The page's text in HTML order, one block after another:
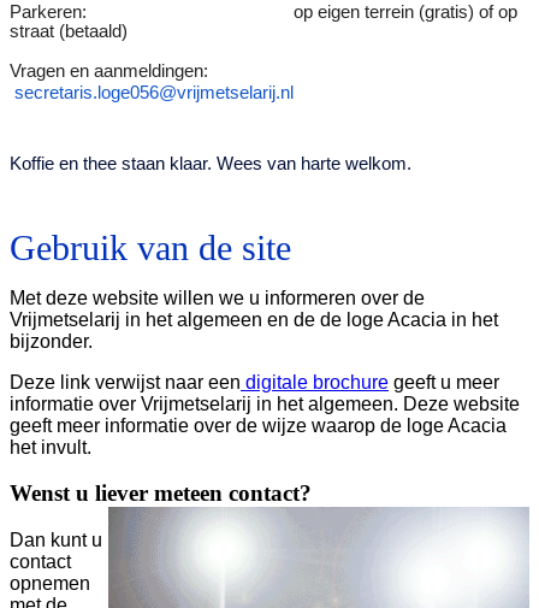
Parkeren:
op eigen terrein (gratis) of op
straat (betaald)
Vragen en aanmeldingen:
secretaris.loge056@vrijmetselarij.nl
Koffie en thee staan klaar. Wees van harte welkom.
Gebruik van de site
Met deze website willen we u informeren over de
Vrijmetselarij in het algemeen en de de loge Acacia in het
bijzonder.
Deze link verwijst naar een digitale brochure geeft u meer
informatie over Vrijmetselarij in het algemeen. Deze website
geeft meer informatie over de wijze waarop de loge Acacia
het invult.
Wenst u liever meteen contact?
Dan kunt u
contact
opnemen